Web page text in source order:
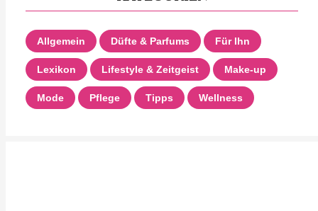
Allgemein Düfte & Parfums Für Ihn
Lexikon Lifestyle & Zeitgeist Make-up
Mode Pflege Tipps Wellness